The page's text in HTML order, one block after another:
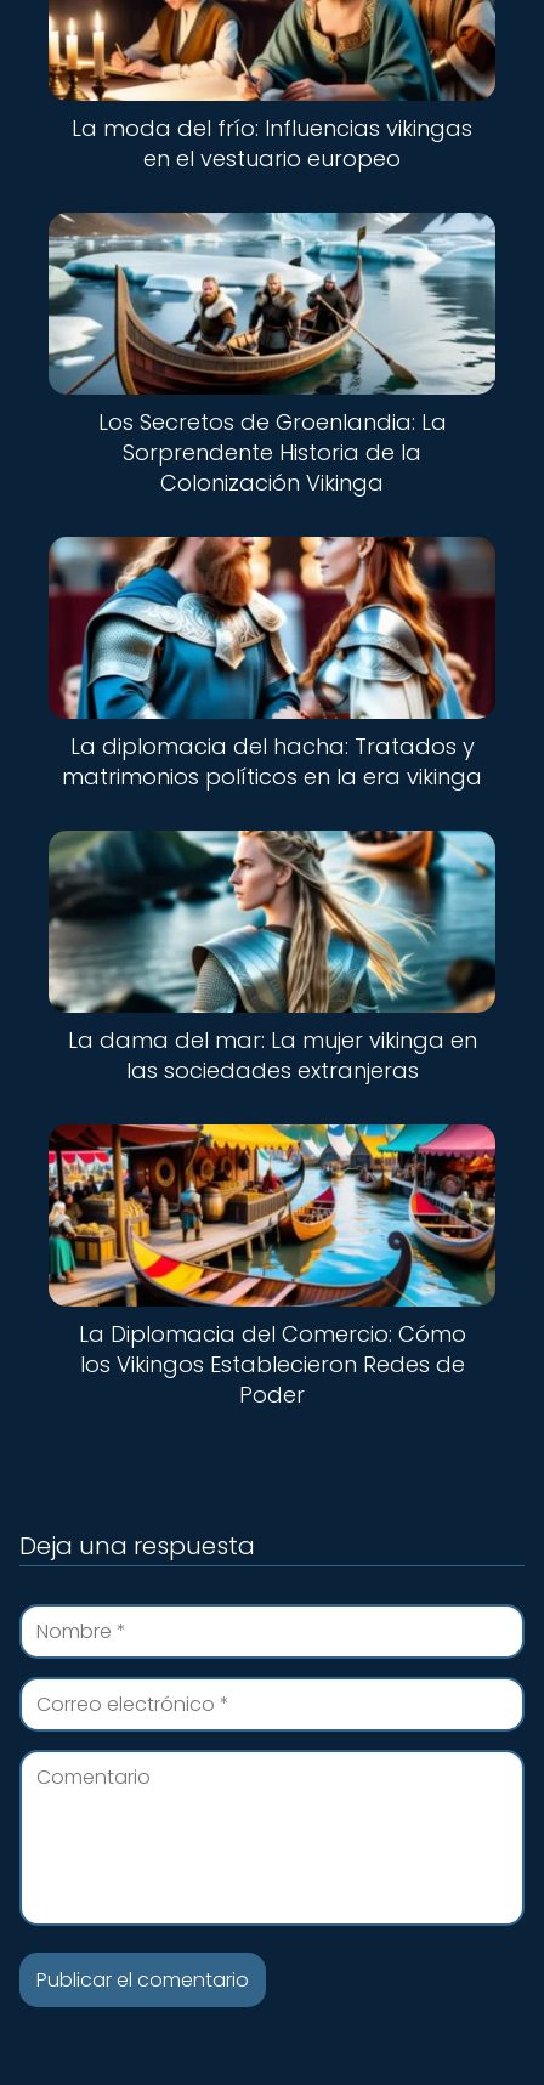
La moda del frío: Influencias vikingas
en el vestuario europeo
Los Secretos de Groenlandia: La
Sorprendente Historia de la
Colonización Vikinga
La diplomacia del hacha: Tratados y
matrimonios políticos en la era vikinga
La dama del mar: La mujer vikinga en
las sociedades extranjeras
La Diplomacia del Comercio: Cómo
los Vikingos Establecieron Redes de
Poder
Deja una respuesta